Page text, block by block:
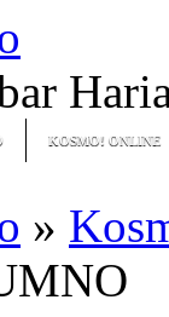
KOSMO! ONLINE
»